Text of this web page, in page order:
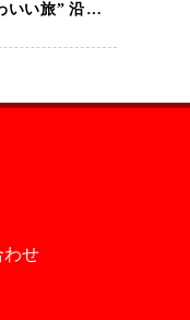
いい旅” 沿線を
TOBU KAWAII
が開幕
わせ